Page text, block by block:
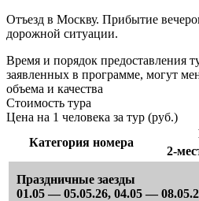
Отъезд в Москву. Прибытие
дорожной ситуации.
Время и порядок предоставления
заявленных в программе, могут
объема и качества
Стоимость тура
Цена на 1 человека за тур (руб.)
Категория номера
2-
Праздничные заезды
01.05 — 05.05.26, 04.05 —